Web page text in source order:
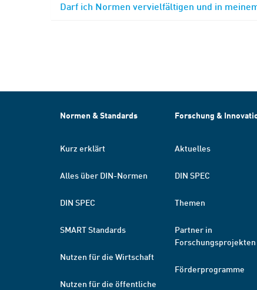
Darf ich Normen vervielfältigen und in
Normen & Standards
Kurz erklärt
Alles über DIN-Normen
DIN SPEC
SMART Standards
Nutzen für die Wirtschaft
Nutzen für die öffentliche
Forschung &
Aktuelles
DIN SPEC
Themen
Partner in
Forschungsprojekten
Förderprogramme